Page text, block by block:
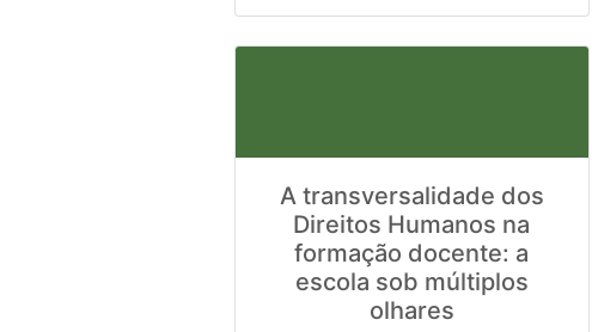
A transversalidade dos
Direitos Humanos na
formação docente: a
escola sob múltiplos
olhares